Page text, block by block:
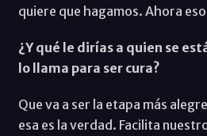
quiere que hagamos. Ahora
¿Y qué le dirías a quien se
lo llama para ser cura?
Que va a ser la etapa más
esa es la verdad. Facilita